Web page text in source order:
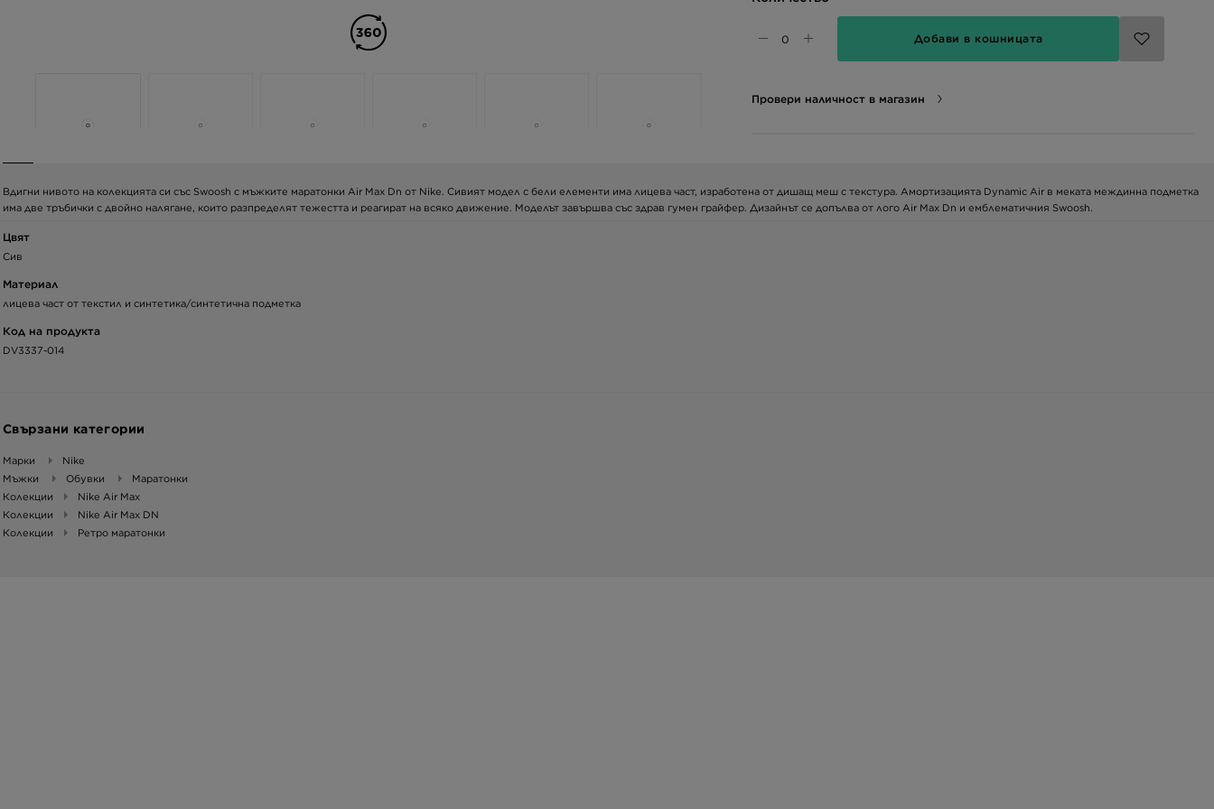
Добави в кошницата
Провери наличност в магазин
Вдигни нивото на колекцията си със Swoosh с мъжките маратонки Air Max Dn от Nike. Сивият модел с бели елементи има лицева част, изработена от дишащ меш с текстура. Амортизацията Dynamic Air в меката междинна подметка
има две тръбички с двойно налягане, които разпределят тежестта и реагират на всяко движение. Моделът завършва със здрав гумен грайфер. Дизайнът се допълва от лого Air Max Dn и емблематичния Swoosh.
Цвят
Сив
Материал
лицева част от текстил и синтетика/синтетична подметка
Код на продукта
DV3337-014
Свързани категории
Марки
Nike
Мъжки
Обувки
Маратонки
Колекции
Nike Air Max
Колекции
Nike Air Max DN
Колекции
Ретро маратонки